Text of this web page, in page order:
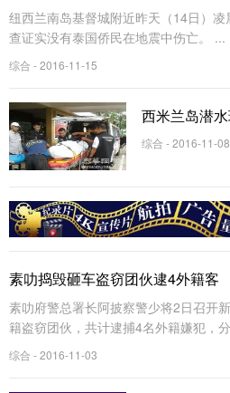
纽西兰南岛基督城附近昨天（14日）
查证实没有泰国侨民在地震中伤亡。 ...
综合 - 2016-11-15
西米兰岛潜
综合 - 2016-11-08
素叻捣毁砸车盗窃团伙逮4外籍客
素叻府警总署长阿披察警少将2日召开
籍盗窃团伙，共计逮捕4名外籍嫌犯，
综合 - 2016-11-03